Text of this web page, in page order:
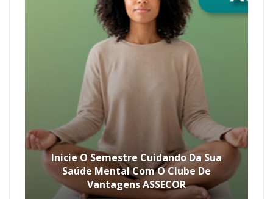
Inicie O Semestre Cuidando Da Sua
Saúde Mental Com O Clube De
Vantagens ASSECOR